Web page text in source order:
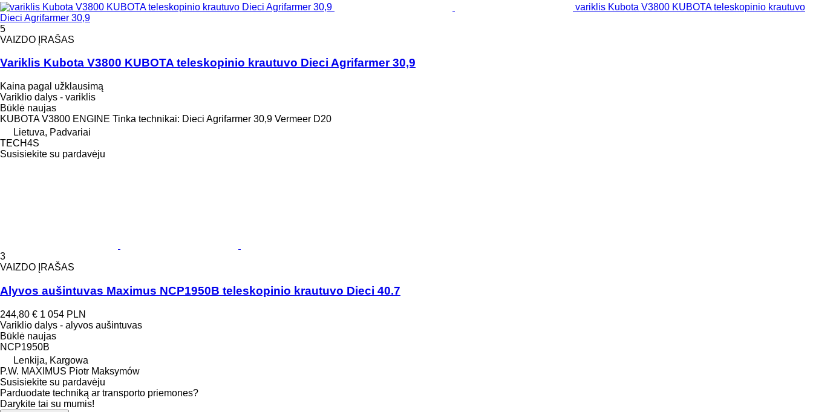
variklis Kubota V3800 KUBOTA teleskopinio krautuvo
Dieci Agrifarmer 30,9
5
VAIZDO ĮRAŠAS
Variklis Kubota V3800 KUBOTA teleskopinio krautuvo Dieci Agrifarmer 30,9
Kaina pagal užklausimą
Variklio dalys - variklis
Būklė naujas
KUBOTA V3800 ENGINE Tinka technikai: Dieci Agrifarmer 30,9 Vermeer D20
Lietuva, Padvariai
TECH4S
Susisiekite su pardavėju
3
VAIZDO ĮRAŠAS
Alyvos aušintuvas Maximus NCP1950B teleskopinio krautuvo Dieci 40.7
244,80 € 1 054 PLN
Variklio dalys - alyvos aušintuvas
Būklė naujas
NCP1950B
Lenkija, Kargowa
P.W. MAXIMUS Piotr Maksymów
Susisiekite su pardavėju
Parduodate techniką ar transporto priemones?
Darykite tai su mumis!